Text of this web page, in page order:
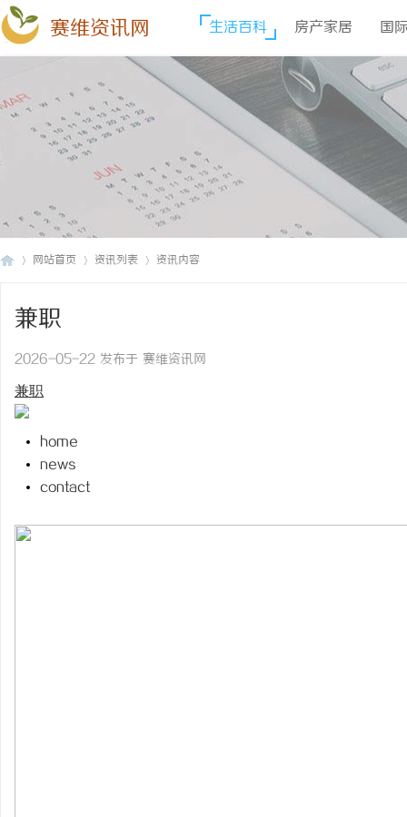
赛维资讯网 生活百科 房产家居 国
网站首页 资讯列表 资讯内容
兼职
2026-05-22 发布于 赛维资讯网
兼职
home
news
contact